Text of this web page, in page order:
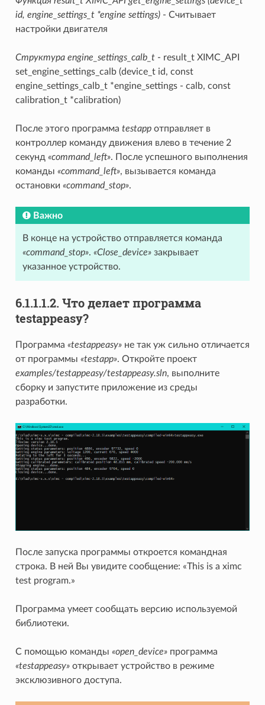
id, engine_settings_t *engine settings)- Считывает
настройки двигателя
Структура engine_settings_calb_t- result_t XIMC_API
set_engine_settings_calb (device_t id, const
engine_settings_calb_t *engine_settings - calb, const
calibration_t *calibration)
После этого программа testappотправляет в
контроллер команду движения влево в течение 2
секунд «command_left». После успешного выполнения
команды «command_left», вызывается команда
остановки «command_stop».
Важно
В конце на устройство отправляется команда
«command_stop». «Close_device»закрывает
указанное устройство.
6.1.1.1.2. Что делает программа
testappeasy?
Программа «testappeasy»не так уж сильно отличается
от программы «testapp». Откройте проект
examples/testappeasy/testappeasy.sln, выполните
сборку и запустите приложение из среды
разработки.
После запуска программы откроется командная
строка. В ней Вы увидите сообщение: «This is a ximc
test program.»
Программа умеет сообщать версию используемой
библиотеки.
С помощью команды «open_device»программа
«testappeasy»открывает устройство в режиме
эксклюзивного доступа.